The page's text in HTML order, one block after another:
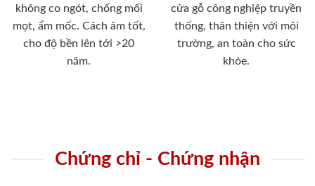
không co ngót, chống mối
mọt, ẩm mốc. Cách âm tốt,
cho độ bền lên tới >20
năm.
cửa gỗ công nghiệp truyền
thống, thân thiện với môi
trường, an toàn cho sức
khỏe.
Chứng chỉ - Chứng nhận